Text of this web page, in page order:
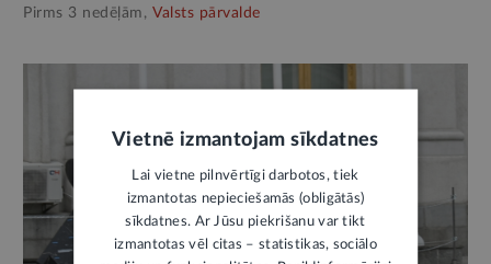
Pirms 3 nedēļām, Valsts pārvalde
Vietnē izmantojam sīkdatnes
Lai vietne pilnvērtīgi darbotos, tiek
izmantotas nepieciešamās (obligātās)
sīkdatnes. Ar Jūsu piekrišanu var tikt
izmantotas vēl citas – statistikas, sociālo